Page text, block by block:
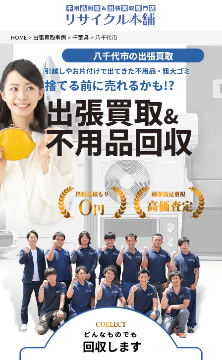
HOME > 出張買取事例 >千葉県 >八千代市
八千代市の出張買取
引越しやお片付けで出てきた不用品・粗大ゴミ
捨てる前に売れるかも!?
出張買取&
不用品回収